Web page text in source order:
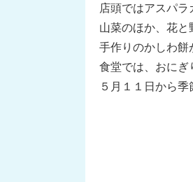
店頭ではアスパラ
山菜のほか、花と
手作りのかしわ餅
食堂では、おにぎ
５月１１日から季